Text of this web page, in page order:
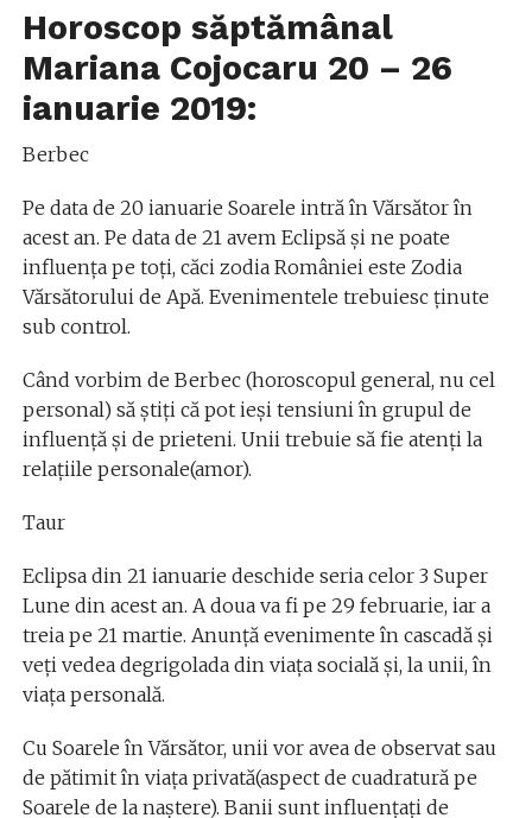
Horoscop săptămânal
Mariana Cojocaru 20 – 26
ianuarie 2019:
Berbec
Pe data de 20 ianuarie Soarele intră în Vărsător în
acest an. Pe data de 21 avem Eclipsă și ne poate
influența pe toți, căci zodia României este Zodia
Vărsătorului de Apă. Evenimentele trebuiesc ținute
sub control.
Când vorbim de Berbec (horoscopul general, nu cel
personal) să știți că pot ieși tensiuni în grupul de
influență și de prieteni. Unii trebuie să fie atenți la
relațiile personale(amor).
Taur
Eclipsa din 21 ianuarie deschide seria celor 3 Super
Lune din acest an. A doua va fi pe 29 februarie, iar a
treia pe 21 martie. Anunță evenimente în cascadă și
veți vedea degrigolada din viața socială și, la unii, în
viața personală.
Cu Soarele în Vărsător, unii vor avea de observat sau
de pătimit în viața privată(aspect de cuadratură pe
Soarele de la naștere). Banii sunt influențați de